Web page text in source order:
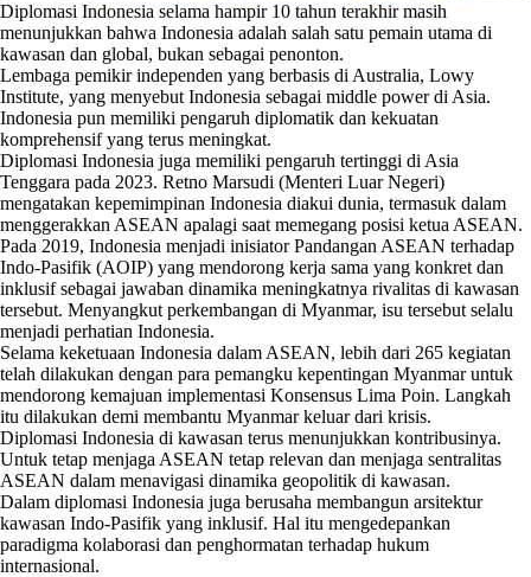
Diplomasi Indonesia selama hampir 10 tahun terakhir masih
menunjukkan bahwa Indonesia adalah salah satu pemain utama di
kawasan dan global, bukan sebagai penonton.
Lembaga pemikir independen yang berbasis di Australia, Lowy
Institute, yang menyebut Indonesia sebagai middle power di Asia.
Indonesia pun memiliki pengaruh diplomatik dan kekuatan
komprehensif yang terus meningkat.
Diplomasi Indonesia juga memiliki pengaruh tertinggi di Asia
Tenggara pada 2023. Retno Marsudi (Menteri Luar Negeri)
mengatakan kepemimpinan Indonesia diakui dunia, termasuk dalam
menggerakkan ASEAN apalagi saat memegang posisi ketua ASEAN.
Pada 2019, Indonesia menjadi inisiator Pandangan ASEAN terhadap
Indo-Pasifik (AOIP) yang mendorong kerja sama yang konkret dan
inklusif sebagai jawaban dinamika meningkatnya rivalitas di kawasan
tersebut. Menyangkut perkembangan di Myanmar, isu tersebut selalu
menjadi perhatian Indonesia.
Selama keketuaan Indonesia dalam ASEAN, lebih dari 265 kegiatan
telah dilakukan dengan para pemangku kepentingan Myanmar untuk
mendorong kemajuan implementasi Konsensus Lima Poin. Langkah
itu dilakukan demi membantu Myanmar keluar dari krisis.
Diplomasi Indonesia di kawasan terus menunjukkan kontribusinya.
Untuk tetap menjaga ASEAN tetap relevan dan menjaga sentralitas
ASEAN dalam menavigasi dinamika geopolitik di kawasan.
Dalam diplomasi Indonesia juga berusaha membangun arsitektur
kawasan Indo-Pasifik yang inklusif. Hal itu mengedepankan
paradigma kolaborasi dan penghormatan terhadap hukum
internasional.